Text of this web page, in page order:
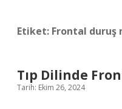
Etiket: Frontal duruş
Tıp Dilinde
Tarih: Ekim 26, 2024